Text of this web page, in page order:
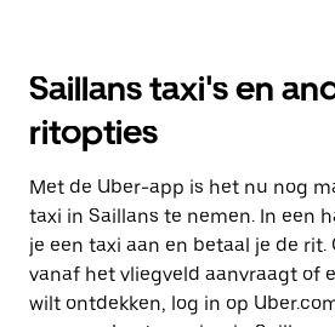
Saillans taxi's en
ritopties
Met de Uber-app is het nu nog
taxi in Saillans te nemen. In een
je een taxi aan en betaal je de rit.
vanaf het vliegveld aanvraagt of
wilt ontdekken, log in op